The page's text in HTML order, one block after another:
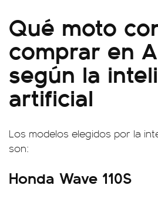
Qué moto
comprar en
según la
artificial
Los modelos elegidos por la
son:
Honda Wave 110S